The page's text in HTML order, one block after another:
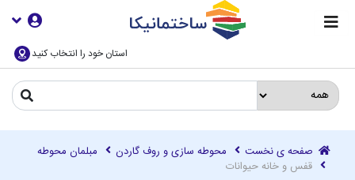
استان خود را انتخاب کنید
صفحه ی نخست محوطه سازی و روف گاردن
مبلمان محوطه
قفس و خانه حیوانات